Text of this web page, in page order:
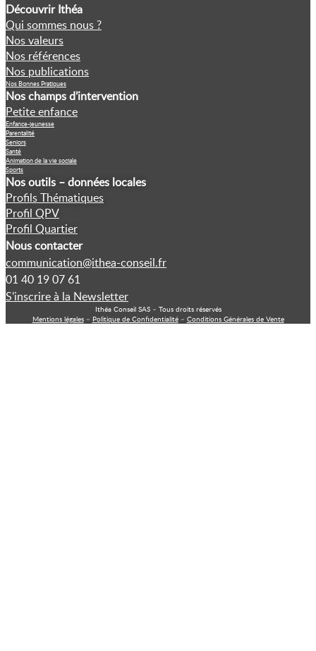
Découvrir Ithéa
Qui sommes nous ?
Nos valeurs
Nos références
Nos publications
Nos Bonnes Pratiques
Nos champs d’intervention
Petite enfance
Enfance-jeunesse
Parentalité
Seniors
Santé
Animation de la vie sociale
Sports
Nos outils – données locales
Profils Thématiques
Profil QPV
Profil Quartier
Nous contacter
communication@ithea-conseil.fr
01 40 19 07 61
S’inscrire à la Newsletter
Ithéa Conseil SAS – Tous droits réservés
Mentions légales– Politique de Confidentialité– Conditions Générales de Vente